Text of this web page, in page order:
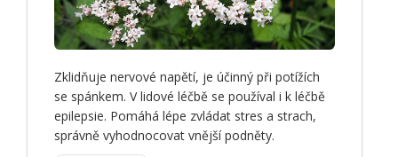
Zklidňuje nervové napětí, je účinný při potížích
se spánkem. V lidové léčbě se používal i k léčbě
epilepsie. Pomáhá lépe zvládat stres a strach,
správně vyhodnocovat vnější podněty.